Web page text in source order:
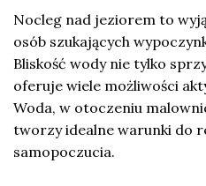
Nocleg nad jeziorem to
osób szukających
Bliskość wody nie tylko
oferuje wiele możliwości
Woda, w otoczeniu
tworzy idealne warunki do
samopoczucia.